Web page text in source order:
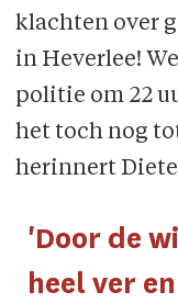
klachten over
in Heverlee!
politie om 22
het toch nog
herinnert
'Door de
heel ver